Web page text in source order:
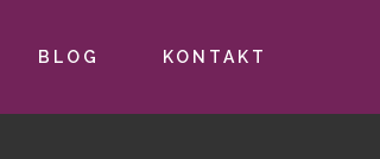
BLOG KONTAKT